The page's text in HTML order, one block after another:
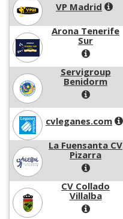
VP Madrid
Arona Tenerife
Sur
Servigroup
Benidorm
cvleganes.com
La Fuensanta CV
Pizarra
CV Collado
Villalba